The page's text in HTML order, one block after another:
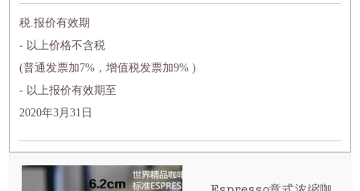
税.报价有效期
- 以上价格不含税
(普通发票加7%，增值税发票加9% )
- 以上报价有效期至
2020年3月31日